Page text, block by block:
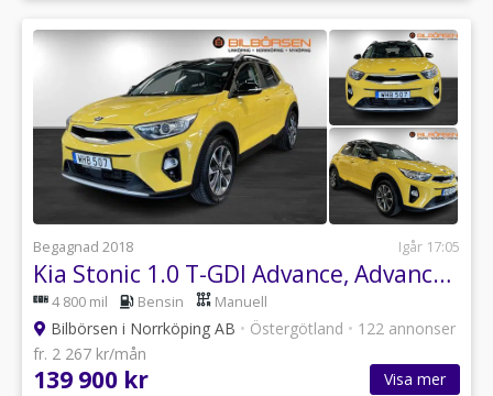
Begagnad 2018 Igår 17:05
Kia Stonic 1.0 T-GDI Advance, Advance Plus
4 800 mil Bensin Manuell
Bilbörsen i Norrköping AB • Östergötland • 122 annonser
fr. 2 267 kr/mån
139 900 kr Visa mer